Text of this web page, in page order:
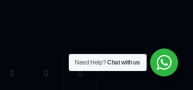
Need Help?Chat with us